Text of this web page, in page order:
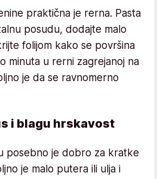
praktična je rerna. Pasta
posudu, dodajte malo
folijom kako se površina
minuta u rerni zagrejanoj na
je da se ravnomerno
i blagu hrskavost
posebno je dobro za kratke
je malo putera ili ulja i